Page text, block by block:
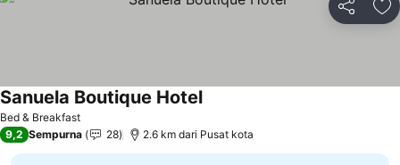
Bagikan
Bed & Breakfast
Sanuela Boutique Hotel
9,2 Sempurna 28 2.6 km dari Pusat kota